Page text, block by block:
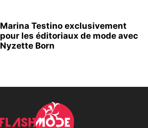
Marina Testino exclusivement
pour les éditoriaux de mode avec
Nyzette Born